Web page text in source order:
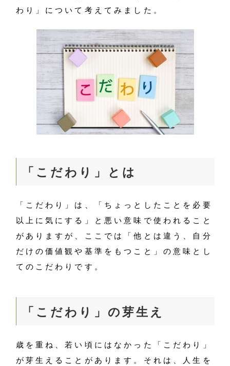
わり」について考えてみました。
「こだわり」とは
「こだわり」は、「ちょっとしたことを必要
以上に気にする」と悪い意味で使われること
がありますが、ここでは「他とは違う、自分
だけの価値観や基準をもつこと」の意味とし
てのこだわりです。
「こだわり」の芽生え
歳を重ね、若い頃にはなかった「こだわり」
が芽生えることがあります。それは、人生を